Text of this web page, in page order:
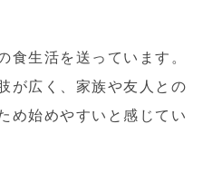
生活を送っています。
が広く、家族や友人との
め始めやすいと感じてい